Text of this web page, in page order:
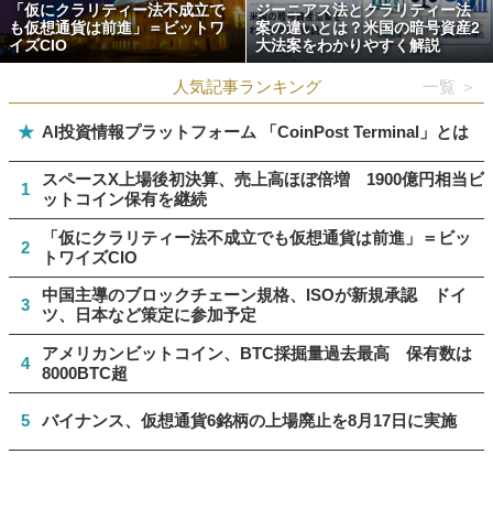
「仮にクラリティー法不成立で
も仮想通貨は前進」＝ビットワ
イズCIO
ジーニアス法とクラリティー法
案の違いとは？米国の暗号資産2
大法案をわかりやすく解説
人気記事ランキング 一覧 ＞
★ AI投資情報プラットフォーム 「CoinPost Terminal」とは
1
スペースX上場後初決算、売上高ほぼ倍増 1900億円相当ビ
ットコイン保有を継続
2
「仮にクラリティー法不成立でも仮想通貨は前進」＝ビッ
トワイズCIO
3
中国主導のブロックチェーン規格、ISOが新規承認 ドイ
ツ、日本など策定に参加予定
4
アメリカンビットコイン、BTC採掘量過去最高 保有数は
8000BTC超
5 バイナンス、仮想通貨6銘柄の上場廃止を8月17日に実施